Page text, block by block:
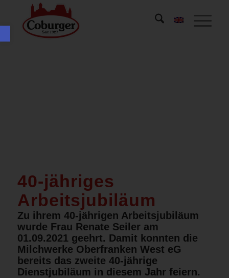
Werkzeugleiste öffnen
40-jähriges
Arbeitsjubiläum
Zu ihrem 40-jährigen Arbeitsjubiläum
wurde Frau Renate Seiler am
01.09.2021 geehrt. Damit konnten die
Milchwerke Oberfranken West eG
bereits das zweite 40-jährige
Dienstjubiläum in diesem Jahr feiern.